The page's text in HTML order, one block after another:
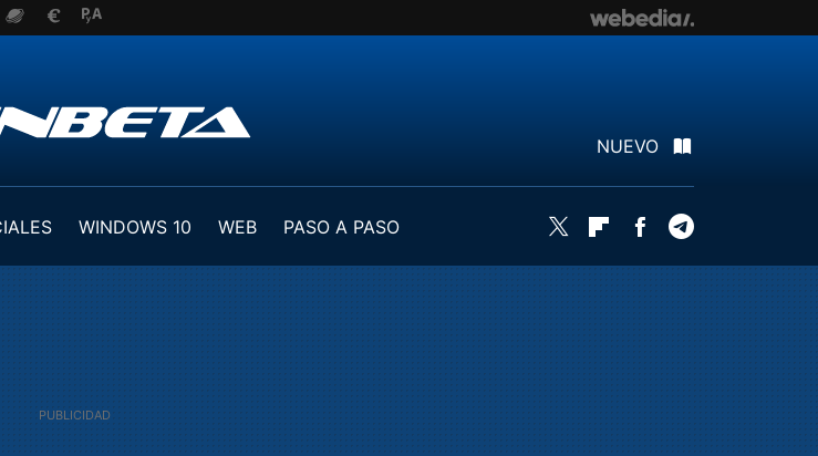
NUEVO
WINDOWS 10 WEB
PASO A PASO
Twitter FlipboardFacebook